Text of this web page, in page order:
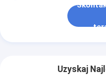
Uzyskaj